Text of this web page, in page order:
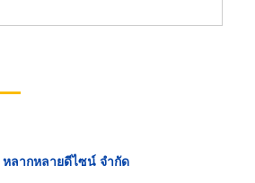
ลากหลายดีไซน์ จำกัด